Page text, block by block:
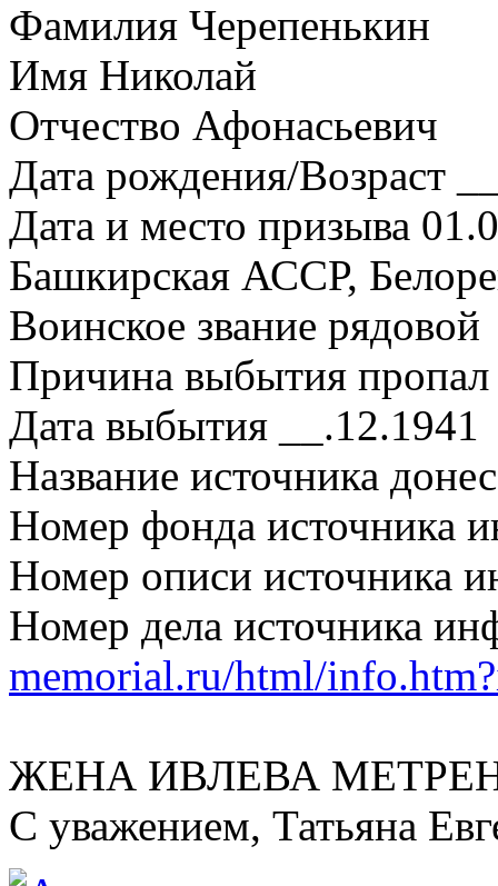
Фамилия Черепенькин
Имя Николай
Отчество Афонасьевич
Дата рождения/Возраст
Дата и место призыва
Башкирская АССР,
Воинское звание рядовой
Причина выбытия пропал
Дата выбытия __.12.1941
Название источника
Номер фонда источника
Номер описи источника
Номер дела источника
memorial.ru/html/
ЖЕНА ИВЛЕВА
С уважением, Татьяна